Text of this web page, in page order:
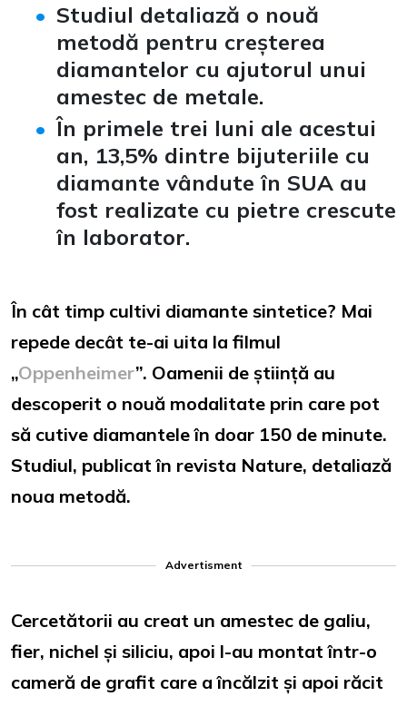
Studiul detaliază o nouă
metodă pentru creșterea
diamantelor cu ajutorul unui
amestec de metale.
În primele trei luni ale acestui
an, 13,5% dintre bijuteriile cu
diamante vândute în SUA au
fost realizate cu pietre crescute
în laborator.
În cât timp cultivi diamante sintetice? Mai
repede decât te-ai uita la filmul
„Oppenheimer”. Oamenii de știință au
descoperit o nouă modalitate prin care pot
să cutive diamantele în doar 150 de minute.
Studiul, publicat în revista Nature, detaliază
noua metodă.
Advertisment
Cercetătorii au creat un amestec de galiu,
fier, nichel și siliciu, apoi l-au montat într-o
cameră de grafit care a încălzit și apoi răcit